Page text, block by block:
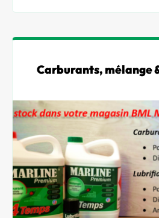
Carburants, mélange